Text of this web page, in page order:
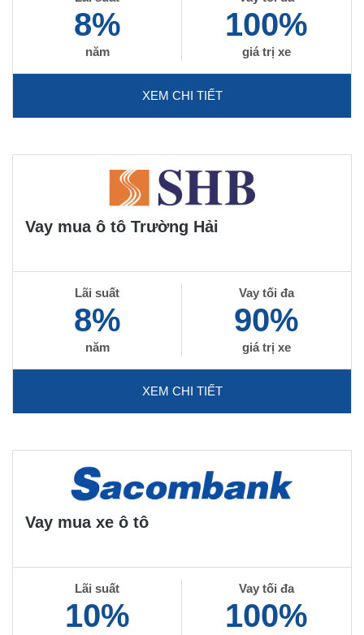
8%
năm
100%
giá trị xe
XEM CHI TIẾT
Vay mua ô tô Trường Hải
Lãi suất
8%
năm
Vay tối đa
90%
giá trị xe
XEM CHI TIẾT
Vay mua xe ô tô
Lãi suất
10%
Vay tối đa
100%